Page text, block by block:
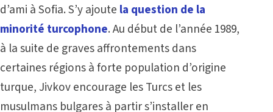
d’ami à Sofia. S’y ajoute la question de la
minorité turcophone. Au début de l’année 1989,
à la suite de graves affrontements dans
certaines régions à forte population d’origine
turque, Jivkov encourage les Turcs et les
musulmans bulgares à partir s’installer en